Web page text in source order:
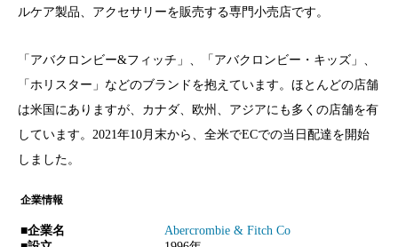
ルケア製品、アクセサリーを販売する専門小売店です。
「アバクロンビー&フィッチ」、「アバクロンビー・キッズ」、
「ホリスター」などのブランドを抱えています。ほとんどの店舗
は米国にありますが、カナダ、欧州、アジアにも多くの店舗を有
しています。2021年10月末から、全米でECでの当日配達を開始
しました。
企業情報
■企業名
Abercrombie & Fitch Co